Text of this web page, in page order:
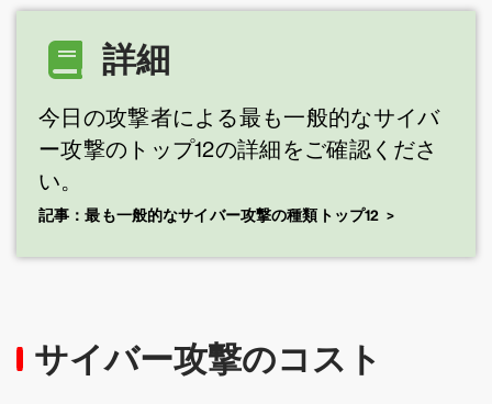
詳細
今日の攻撃者による最も一般的なサイバ
ー攻撃のトップ12の詳細をご確認くださ
い。
記事：最も一般的なサイバー攻撃の種類トップ12
サイバー攻撃のコスト